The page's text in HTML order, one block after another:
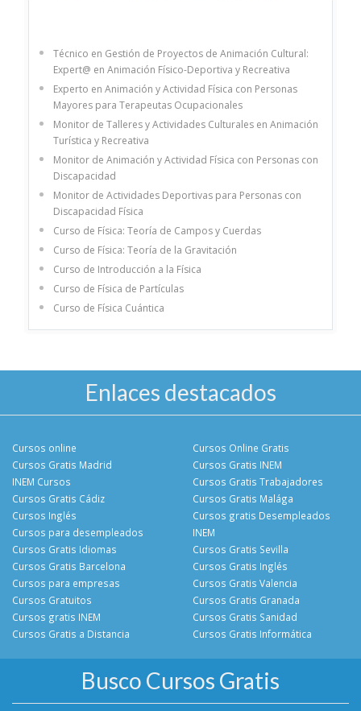
Técnico en Gestión de Proyectos de Animación Cultural:
Expert@ en Animación Físico-Deportiva y Recreativa
Experto en Animación y Actividad Física con Personas
Mayores para Terapeutas Ocupacionales
Monitor de Talleres y Actividades Culturales en Animación
Turística y Recreativa
Monitor de Animación y Actividad Física con Personas con
Discapacidad
Monitor de Actividades Deportivas para Personas con
Discapacidad Física
Curso de Física: Teoría de Campos y Cuerdas
Curso de Física: Teoría de la Gravitación
Curso de Introducción a la Física
Curso de Física de Partículas
Curso de Física Cuántica
Enlaces destacados
Cursos online
Cursos Gratis Madrid
INEM Cursos
Cursos Gratis Cádiz
Cursos Online Gratis
Cursos Gratis INEM
Cursos Gratis Trabajadores
Cursos Gratis Malága
Cursos Inglés
Cursos para desempleados
Cursos Gratis Idiomas
Cursos Gratis Barcelona
Cursos gratis Desempleados
INEM
Cursos Gratis Sevilla
Cursos Gratis Inglés
Cursos para empresas
Cursos Gratuitos
Cursos gratis INEM
Cursos Gratis a Distancia
Cursos Gratis Valencia
Cursos Gratis Granada
Cursos Gratis Sanidad
Cursos Gratis Informática
Busco Cursos Gratis